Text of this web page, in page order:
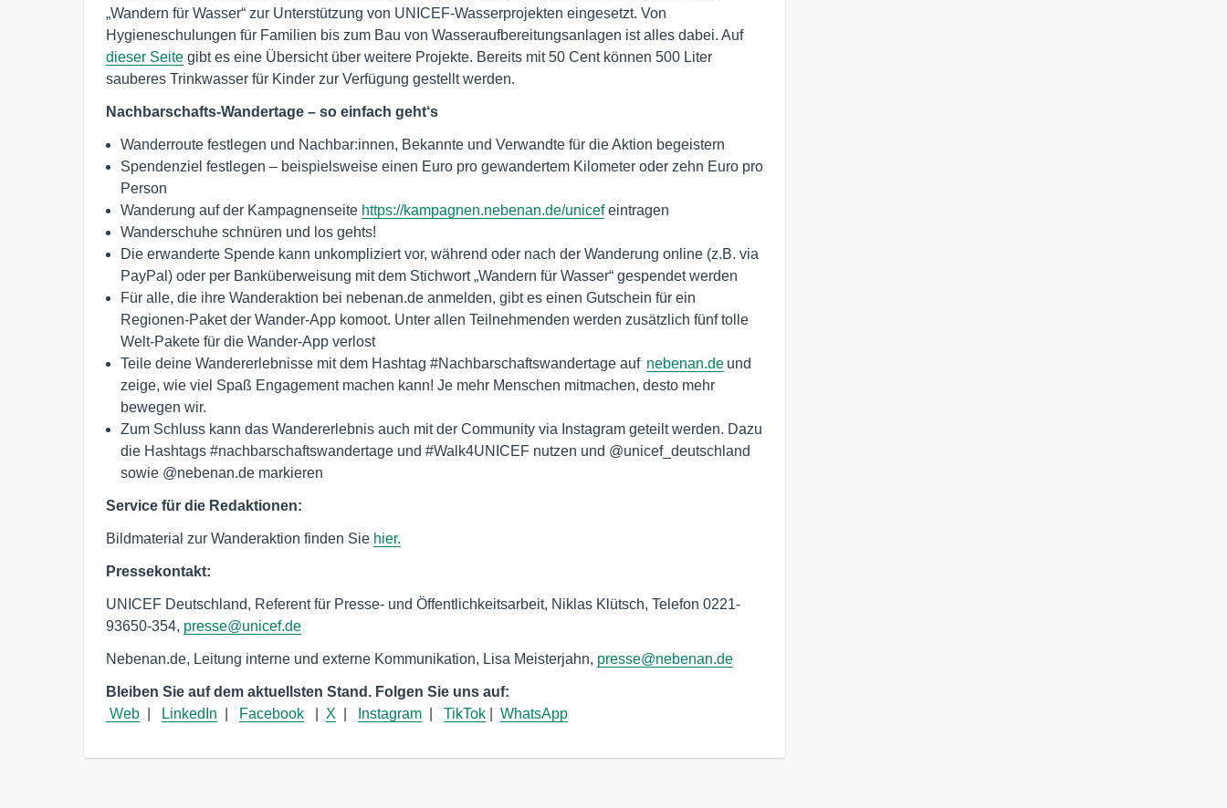
„Wandern für Wasser“ zur Unterstützung von UNICEF-Wasserprojekten eingesetzt. Von
Hygieneschulungen für Familien bis zum Bau von Wasseraufbereitungsanlagen ist alles dabei. Auf
dieser Seite gibt es eine Übersicht über weitere Projekte. Bereits mit 50 Cent können 500 Liter
sauberes Trinkwasser für Kinder zur Verfügung gestellt werden.
Nachbarschafts-Wandertage – so einfach geht‘s
Wanderroute festlegen und Nachbar:innen, Bekannte und Verwandte für die Aktion begeistern
Spendenziel festlegen – beispielsweise einen Euro pro gewandertem Kilometer oder zehn Euro pro
Person
Wanderung auf der Kampagnenseite https://kampagnen.nebenan.de/unicefeintragen
Wanderschuhe schnüren und los gehts!
Die erwanderte Spende kann unkompliziert vor, während oder nach der Wanderung online (z.B. via
PayPal) oder per Banküberweisung mit dem Stichwort „Wandern für Wasser“ gespendet werden
Für alle, die ihre Wanderaktion bei nebenan.de anmelden, gibt es einen Gutschein für ein
Regionen-Paket der Wander-App komoot. Unter allen Teilnehmenden werden zusätzlich fünf tolle
Welt-Pakete für die Wander-App verlost
Teile deine Wandererlebnisse mit dem Hashtag #Nachbarschaftswandertage auf nebenan.de und
zeige, wie viel Spaß Engagement machen kann! Je mehr Menschen mitmachen, desto mehr
bewegen wir.
Zum Schluss kann das Wandererlebnis auch mit der Community via Instagram geteilt werden. Dazu
die Hashtags #nachbarschaftswandertage und #Walk4UNICEF nutzen und @unicef_deutschland
sowie @nebenan.de markieren
Service für die Redaktionen:
Bildmaterial zur Wanderaktion finden Sie hier.
Pressekontakt:
UNICEF Deutschland, Referent für Presse- und Öffentlichkeitsarbeit, Niklas Klütsch, Telefon 0221-
93650-354, presse@unicef.de
Nebenan.de, Leitung interne und externe Kommunikation, Lisa Meisterjahn, presse@nebenan.de
Bleiben Sie auf dem aktuellsten Stand. Folgen Sie uns auf:
Web
LinkedIn Facebook X Instagram TikTok WhatsApp